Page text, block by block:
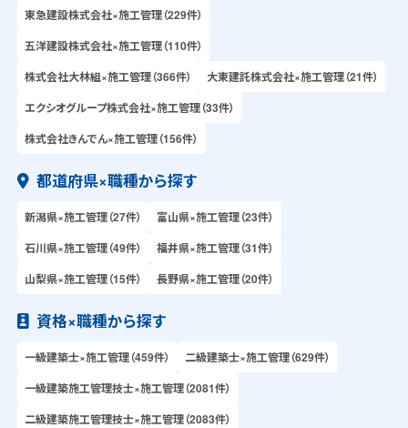
東急建設株式会社×施工管理（229件）
五洋建設株式会社×施工管理（110件）
株式会社大林組×施工管理（366件）
大東建託株式会社×施工管理（21件）
エクシオグループ株式会社×施工管理（33件）
株式会社きんでん×施工管理（156件）
都道府県×職種から探す
新潟県×施工管理（27件）
富山県×施工管理（23件）
石川県×施工管理（49件）
福井県×施工管理（31件）
山梨県×施工管理（15件）
長野県×施工管理（20件）
資格×職種から探す
一級建築士×施工管理（459件）
二級建築士×施工管理（629件）
一級建築施工管理技士×施工管理（2081件）
二級建築施工管理技士×施工管理（2083件）